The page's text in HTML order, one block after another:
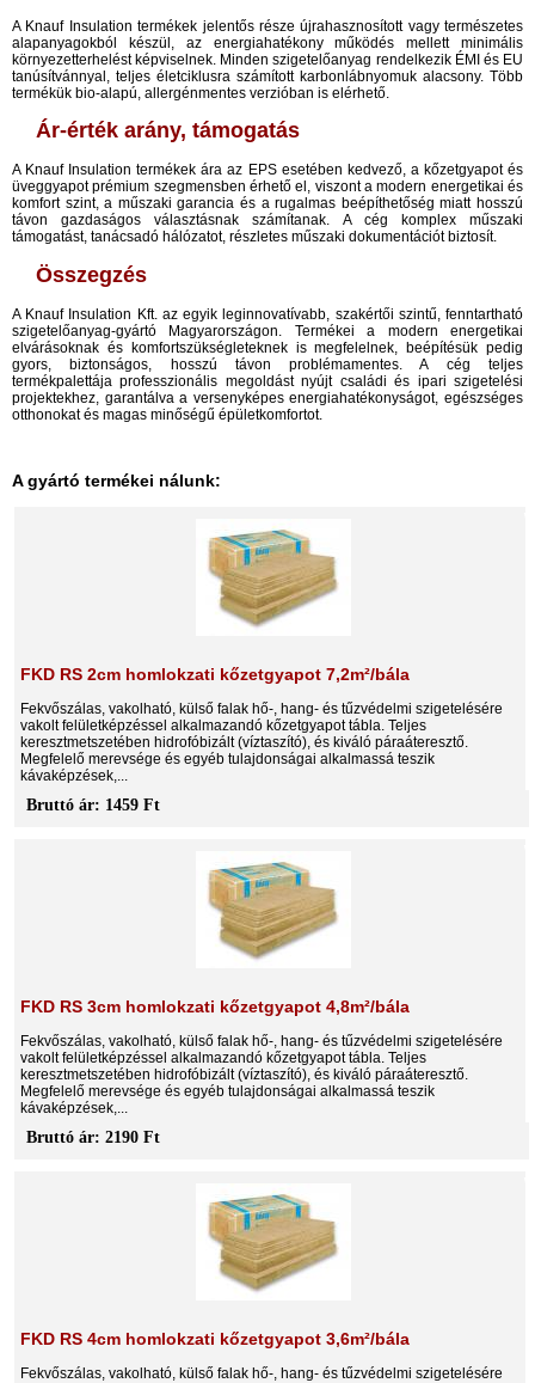
A Knauf Insulation termékek jelentős része újrahasznosított vagy természetes
alapanyagokból készül, az energiahatékony működés mellett minimális
környezetterhelést képviselnek. Minden szigetelőanyag rendelkezik ÉMI és EU
tanúsítvánnyal, teljes életciklusra számított karbonlábnyomuk alacsony. Több
termékük bio-alapú, allergénmentes verzióban is elérhető.​
Ár-érték arány, támogatás
A Knauf Insulation termékek ára az EPS esetében kedvező, a kőzetgyapot és
üveggyapot prémium szegmensben érhető el, viszont a modern energetikai és
komfort szint, a műszaki garancia és a rugalmas beépíthetőség miatt hosszú
távon gazdaságos választásnak számítanak. A cég komplex műszaki
támogatást, tanácsadó hálózatot, részletes műszaki dokumentációt biztosít.​
Összegzés
A Knauf Insulation Kft. az egyik leginnovatívabb, szakértői szintű, fenntartható
szigetelőanyag-gyártó Magyarországon. Termékei a modern energetikai
elvárásoknak és komfortszükségleteknek is megfelelnek, beépítésük pedig
gyors, biztonságos, hosszú távon problémamentes. A cég teljes
termékpalettája professzionális megoldást nyújt családi és ipari szigetelési
projektekhez, garantálva a versenyképes energiahatékonyságot, egészséges
otthonokat és magas minőségű épületkomfortot.
A gyártó termékei nálunk:
FKD RS 2cm homlokzati kőzetgyapot 7,2m²/bála
Fekvőszálas, vakolható, külső falak hő-, hang- és tűzvédelmi szigetelésére
vakolt felületképzéssel alkalmazandó kőzetgyapot tábla. Teljes
keresztmetszetében hidrofóbizált (víztaszító), és kiváló páraáteresztő.
Megfelelő merevsége és egyéb tulajdonságai alkalmassá teszik
kávaképzések,...
Bruttó ár: 1459 Ft
FKD RS 3cm homlokzati kőzetgyapot 4,8m²/bála
Fekvőszálas, vakolható, külső falak hő-, hang- és tűzvédelmi szigetelésére
vakolt felületképzéssel alkalmazandó kőzetgyapot tábla. Teljes
keresztmetszetében hidrofóbizált (víztaszító), és kiváló páraáteresztő.
Megfelelő merevsége és egyéb tulajdonságai alkalmassá teszik
kávaképzések,...
Bruttó ár: 2190 Ft
FKD RS 4cm homlokzati kőzetgyapot 3,6m²/bála
Fekvőszálas, vakolható, külső falak hő-, hang- és tűzvédelmi szigetelésére